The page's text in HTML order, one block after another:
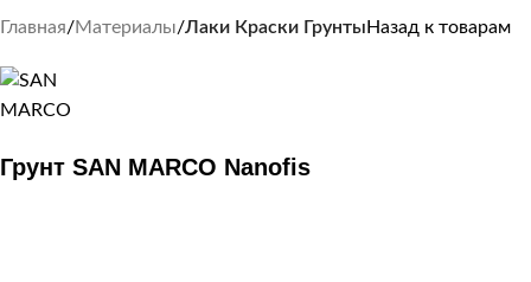
Главная Материалы Лаки Краски Грунты Назад к товарам
Грунт SAN MARCO Nanofis